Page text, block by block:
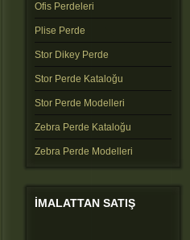
Ofis Perdeleri
Plise Perde
Stor Dikey Perde
Stor Perde Kataloğu
Stor Perde Modelleri
Zebra Perde Kataloğu
Zebra Perde Modelleri
IMALATTAN SATIŞ